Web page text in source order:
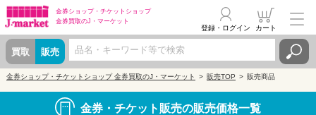
金券ショップ・ チケットショップ
金券買取のJ・マーケット
買取 販売
登録・ログイン カート
金券ショップ・チケットショップ 金券買取のJ・マーケット 販売TOP 販売商品
金券・チケット販売の販売価格一覧